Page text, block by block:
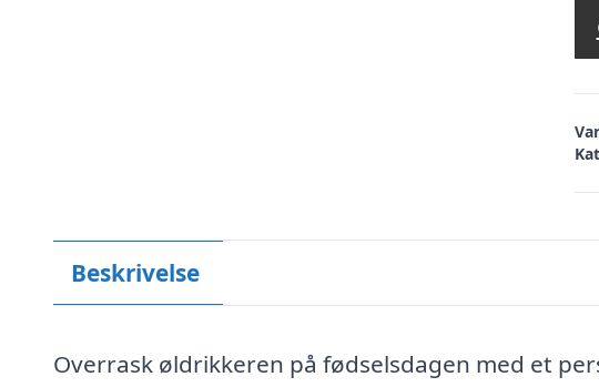
Beskrivelse
Overrask øldrikkeren på fødselsdagen med et